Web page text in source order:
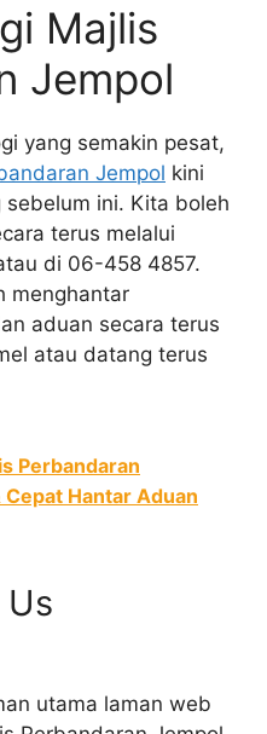
Majlis
Jempol
yang semakin pesat,
Jempol kini
ini. Kita boleh
terus melalui
di 06-458 4857.
menghantar
aduan secara terus
atau datang terus
Perbandaran
Cepat Hantar Aduan